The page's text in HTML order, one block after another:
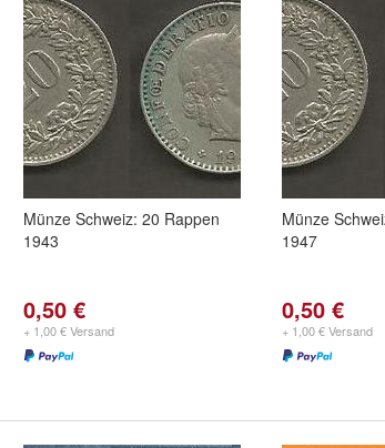
Münze Schweiz: 20 Rappen
1943
0,50 €
+ 1,00 € Versand
Münze
1947
0,50 €
+ 1,00 € Versand